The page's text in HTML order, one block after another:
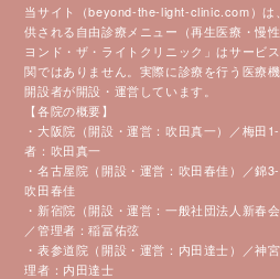
当サイト（beyond-the-light-clinic.com）
供される自由診療メニュー（再生医療・慢
ヨンド・ザ・ライトクリニック」はサービ
関ではありません。実際に診療を行う医療
開設者が開設・運営しています。
【各院の概要】
・大阪院（開設・運営：吹田真一）／梅田
者：吹田真一
・名古屋院（開設・運営：吹田春佳）／錦
吹田春佳
・新宿院（開設・運営：一般社団法人新春
／管理者：稲冨佑弦
・表参道院（開設・運営：内田達士）／神
理者：内田達士